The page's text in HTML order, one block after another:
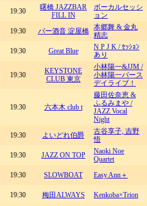
19:30
曙橋 JAZZBAR
FILL IN
ボーカルセッシ
ョン
19:30
バー酒音 淀屋橋
本郷舞 & 金丸
精志
19:30 Great Blue
N P J K / ｾｯｼｮﾝ
あり
19:30
KEYSTONE
CLUB 東京
小林陽一&JJM /
小林陽一バース
デイライブ！
19:30 六本木 club t
藤田佐奈恵 &
ふるみまや /
JAZZ Vocal
Night
19:30 よいどれ伯爵
古谷享子, 吉野
悟
19:30 JAZZ ON TOP
Naoki Noe
Quartet
19:30
SLOWBOAT Easy Ann＋
19:30
梅田ALWAYS Kenkoba×Trion